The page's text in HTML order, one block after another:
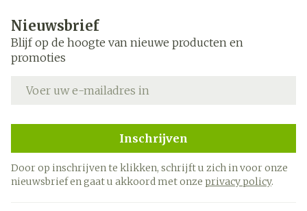
Nieuwsbrief
Blijf op de hoogte van nieuwe producten en
promoties
Inschrijven
Door op inschrijven te klikken, schrijft u zich in voor onze
nieuwsbrief en gaat u akkoord met onze privacy policy.